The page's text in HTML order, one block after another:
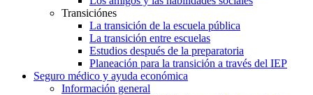
Transiciónes
La transición de la escuela pública
La transición entre escuelas
Estudios después de la preparatoria
Planeación para la transición a través del IEP
Seguro médico y ayuda económica
Información general